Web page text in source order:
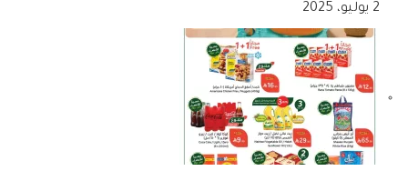
2 يوليو، 2025